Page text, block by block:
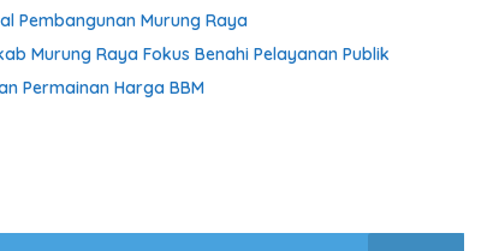
Pembangunan Murung Raya
Murung Raya Fokus Benahi Pelayanan Publik
Permainan Harga BBM